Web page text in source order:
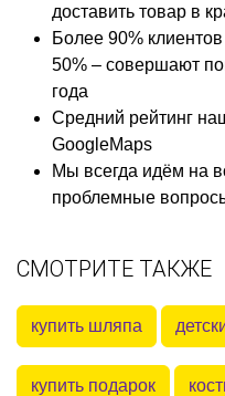
доставить товар в
Более 90%
50% – совершают
года
Средний рейтинг
GoogleMaps
Мы всегда идём на
проблемные
СМОТРИТЕ ТАКЖЕ
купить шляпа
купить подарок